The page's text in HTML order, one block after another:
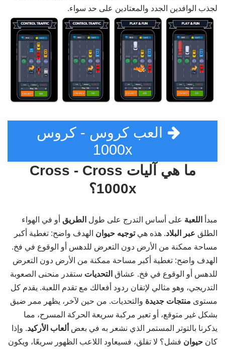
لجذب الوافدين الجدد والمعتادين على حد سواء.
العب كروس - كروس
1000x
ما هي آليات Cross - Cross
1000x؟
مبدأ اللعبة على أساس التدرج على طول الطريق أو في الهواء
الطلق عبر البلاد. هذه هيتوجيه حيوان الهدف واضح: تغطية أكبر
مساحة ممكنة من الأرض دون التعرض للدهس أو الوقوع في فخ.
الهدف واضح: تغطية أكبر مساحة ممكنة من الأرض دون التعرض
للدهس أو الوقوع في فخ. عشاق التحديات ستقدر منحنى الصعوبة
التدريجي، وهو مثالي لإتقان ردود أفعالك مع تقدم اللعبة. يقدم كل
مستوى منتجات جديدة والتحديات. من حين لآخر، يظهر ممر ضيق
بشكل غير متوقع، أو تعبر مركبة سريعة الحركة المسرح، مما
يذكرنا بالتوتر المستمر الذي نشعر به في بعض ألعاب الأركيد. وإذا
كان حيوان فشل؟ لا تقلق، فسيعاود اللاعب الظهور سريعًا، ويكون